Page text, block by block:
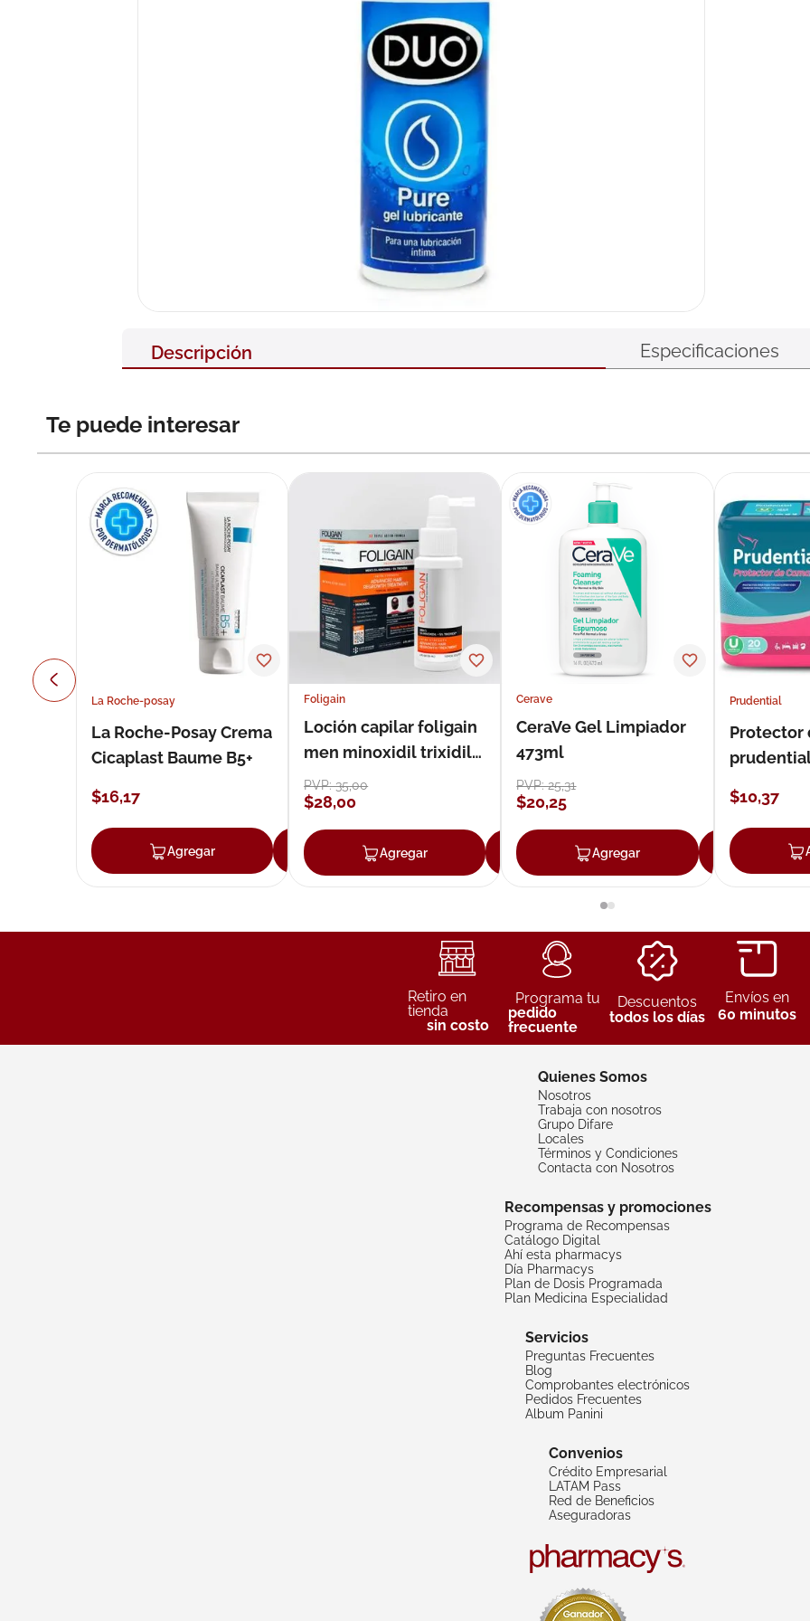
Descripción Especificaciones
Te puede interesar
La Roche-posay
La Roche-Posay Crema
Cicaplast Baume B5+
$16,17
Agregar Agregar
Foligain
Loción capilar foligain
men minoxidil trixidil
loción 59 ml
PVP:35,00
$28,00
Agregar Agregar
Cerave
CeraVe Gel Limpiador
473ml
PVP:25,31
$20,25
Agregar
Prudential
Protector
$10,37
Retiro en
tienda
sin costo
Programa tu
pedido
frecuente
Descuentos
todos los días
Envíos en
60 minutos
Quienes Somos
Nosotros
Trabaja con nosotros
Grupo Difare
Locales
Términos y Condiciones
Contacta con Nosotros
Recompensas y promociones
Programa de Recompensas
Catálogo Digital
Ahí esta pharmacys
Día Pharmacys
Plan de Dosis Programada
Plan Medicina Especialidad
Servicios
Preguntas Frecuentes
Blog
Comprobantes electrónicos
Pedidos Frecuentes
Album Panini
Convenios
Crédito Empresarial
LATAM Pass
Red de Beneficios
Aseguradoras
pañales